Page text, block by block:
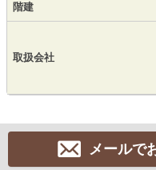
階建
取扱会社
メールで